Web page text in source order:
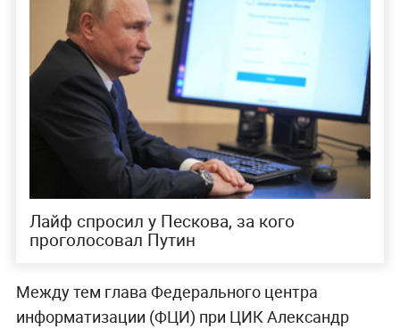
Лайф спросил у Пескова, за кого
проголосовал Путин
Между тем глава Федерального центра
информатизации (ФЦИ) при ЦИК Александр